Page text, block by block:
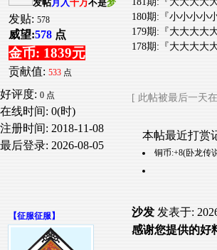
发帖月入十万不是梦
发贴: 578
威望:578 点
金币: 1839元
贡献值: 533 点
好评度: 0 点
在线时间: 0(时)
注册时间: 2018-11-08
最后登录: 2026-08-05
180期:『小小小小
179期:『大大大
178期:『大大大大
[ 此帖被最后一天
本帖最近打赏
铜币:+8(卧龙传
【征服征服】 沙发 发表于:
感谢您提供的好